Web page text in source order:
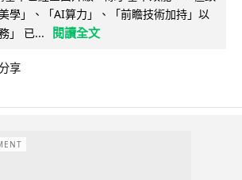
學」、「AI算力」、「前瞻技術加持」以
」 已...
閱讀全文
享